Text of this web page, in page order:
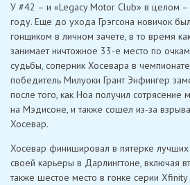
У #42 – и «Legacy Motor Club» в целом –
году. Еще до ухода Грэгсона новичок
гонщиком в личном зачете, в то время
занимает ничтожное 33-е место по
судьбы, соперник Хосевара в
победитель Милуоки Грант Энфингер
после того, как Ноа получил сотрясение
на Мэдисоне, и также сошел из-за
Хосевар.
Хосевар финишировал в пятерке лучших
своей карьеры в Дарлингтоне, включая
также шестое место в гонке серии